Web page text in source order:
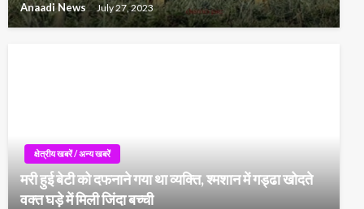
Anaadi News July 27, 2023
क्षेत्रीय खबरें / अन्य खबरें
मरी हुई बेटी को दफनाने गया था व्यक्ति, श्मशान में गड्ढा खोदते
वक्त घड़े में मिली जिंदा बच्ची